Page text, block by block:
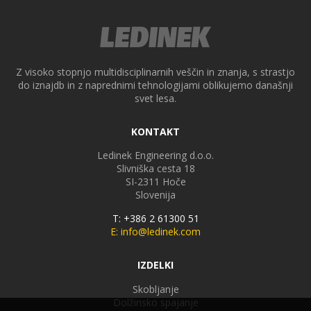
Z visoko stopnjo multidisciplinarnih veščin in znanja, s strastjo
do iznajdb in z naprednimi tehnologijami oblikujemo današnji
svet lesa.
KONTAKT
Ledinek Engineering d.o.o.
Slivniška cesta 18
SI-2311 Hoče
Slovenija
T: +386 2 61300 51
E: info@ledinek.com
IZDELKI
Skobljanje
Dolžinsko spajanje